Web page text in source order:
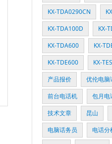
KX-TDA0290CN
KX-TDA100D
KX-
KX-TDA600
KX-
KX-TDE600
KX-
产品报价
优伦电脑
前台电话机
包月电
技术文章
昆山
电脑话务员
电话分